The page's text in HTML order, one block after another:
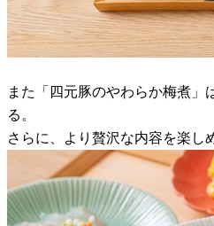
また「四元豚のやわらか梅煮
る。
さらに、より贅沢な内容を楽し